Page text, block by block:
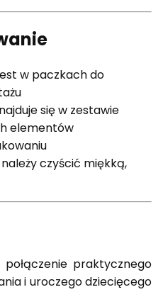
w paczkach do
się w zestawie
elementów
czyścić miękką,
połączenie praktycznego
i uroczego dziecięcego